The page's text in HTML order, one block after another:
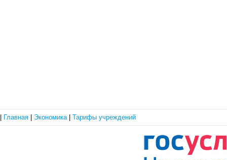
Главная Экономика Тарифы учреждений